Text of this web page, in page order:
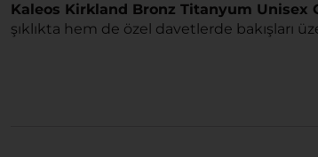
Kaleos Kirkland Bronz Titanyum Unisex
şıklıkta hem de özel davetlerde bakışları